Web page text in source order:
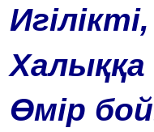
Өмір